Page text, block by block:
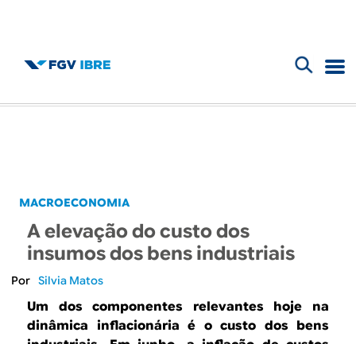
B
g
o
o
á
i
o
MACROECONOMIA
A elevação do custo dos
insumos dos bens industriais
Silvia Matos
Um dos componentes relevantes hoje na
dinâmica inflacionária é o custo dos bens